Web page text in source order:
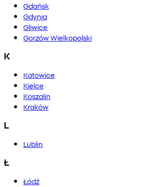
Gdańsk
Gdynia
Gliwice
Gorzów Wielkopolski
K
Katowice
Kielce
Koszalin
Kraków
L
Lublin
Ł
Łódź